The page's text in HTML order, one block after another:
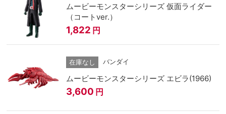
ムービーモンスターシリーズ 仮面ライダー
（コートver.）
1,822 円
在庫なし バンダイ
ムービーモンスターシリーズ エビラ(1966)
3,600 円